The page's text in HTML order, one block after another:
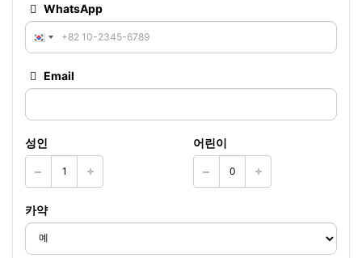
WhatsApp
Email
성인 어린이
카약